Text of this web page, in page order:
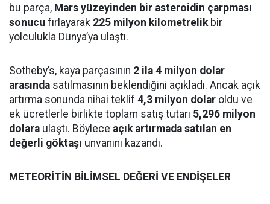
bu parça, Mars yüzeyinden bir asteroidin çarpması
sonucu fırlayarak 225 milyon kilometrelikbir
yolculukla Dünya’ya ulaştı.
Sotheby’s, kaya parçasının 2 ila 4 milyon dolar
arasında satılmasının beklendiğini açıkladı. Ancak açık
artırma sonunda nihai teklif 4,3 milyon dolar oldu ve
ek ücretlerle birlikte toplam satış tutarı 5,296 milyon
dolara ulaştı. Böylece açık artırmada satılan en
değerli göktaşı unvanını kazandı.
METEORİTİN BİLİMSEL DEĞERİ VE ENDİŞELER